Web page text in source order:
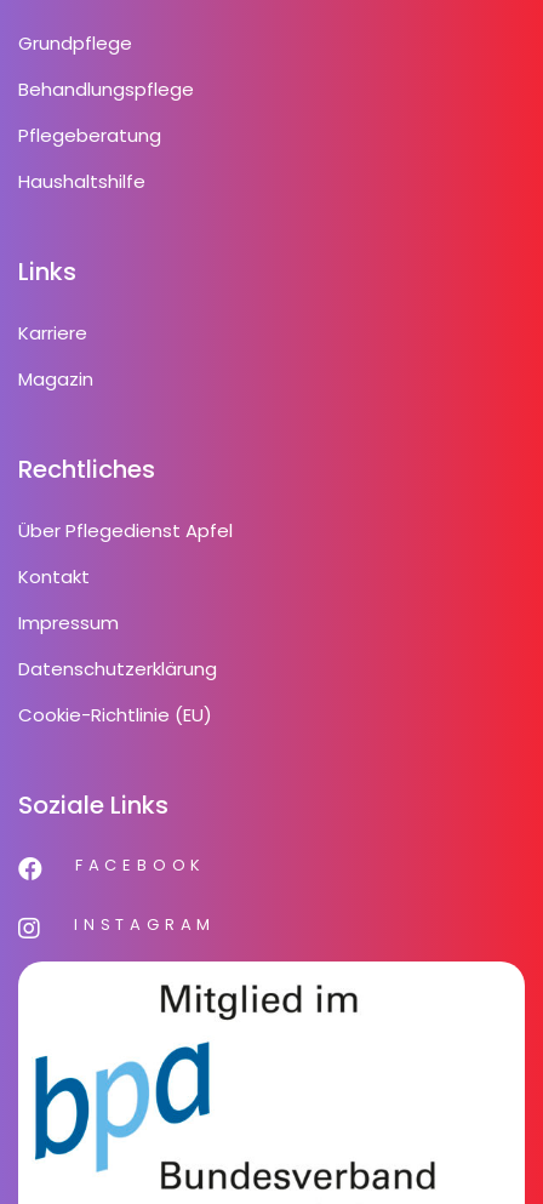
Grundpflege
Behandlungspflege
Pflegeberatung
Haushaltshilfe
Links
Karriere
Magazin
Rechtliches
Über Pflegedienst Apfel
Kontakt
Impressum
Datenschutzerklärung
Cookie-Richtlinie (EU)
Soziale Links
FACEBOOK
INSTAGRAM